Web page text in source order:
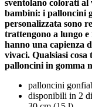
sventolano colorati al
bambini: i palloncini
personalizzata sono
trattengono a lungo
hanno una capienza
vivaci. Qualsiasi
palloncini in gomma
palloncini
disponibili in 2